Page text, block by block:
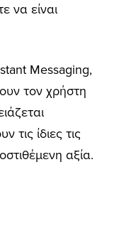
να είναι
Messaging,
τον χρήστη
τις ίδιες τις
αξία.